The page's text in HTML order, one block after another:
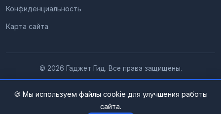
Конфиденциальность
Карта сайта
© 2026 Гаджет Гид. Все права защищены.
🍪 Мы используем файлы cookie для улучшения работы
сайта.